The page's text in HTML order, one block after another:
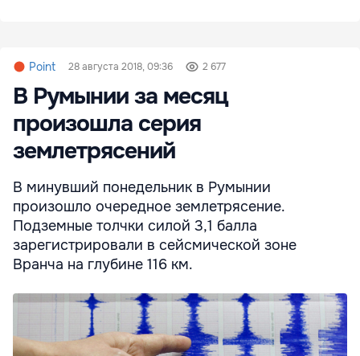
Point 28 августа 2018, 09:36 2 677
В Румынии за месяц
произошла серия
землетрясений
В минувший понедельник в Румынии
произошло очередное землетрясение.
Подземные толчки силой 3,1 балла
зарегистрировали в сейсмической зоне
Вранча на глубине 116 км.